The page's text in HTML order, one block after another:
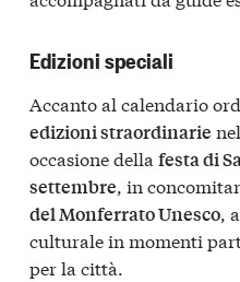
Edizioni speciali
Accanto al calendario
edizioni straordinarie
occasione della festa di
settembre, in
del Monferrato Unesco,
culturale in momenti
per la città.